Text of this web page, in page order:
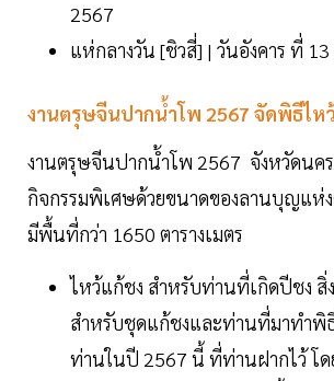
2567
แห่กลางวัน [ชิวสี่] | วันอังคาร ที่
งานตรุษจีนปากน้ำโพ 2567 จัดพิธีไห
งานตรุษจีนปากน้ำโพ 2567 จังหวัดนคร
กิจกรรมพิเศษด้วยขนาดของลานบุญแห่
มีพื้นที่กว่า 1650 ตารางเมตร
ไหว้แก้ชง สำหรับท่านที่เกิดปีชง
สำหรับชุดแก้ชงและท่านที่มาทำพิ
ท่านในปี 2567 นี้ ที่ท่านฝากไว้ โ